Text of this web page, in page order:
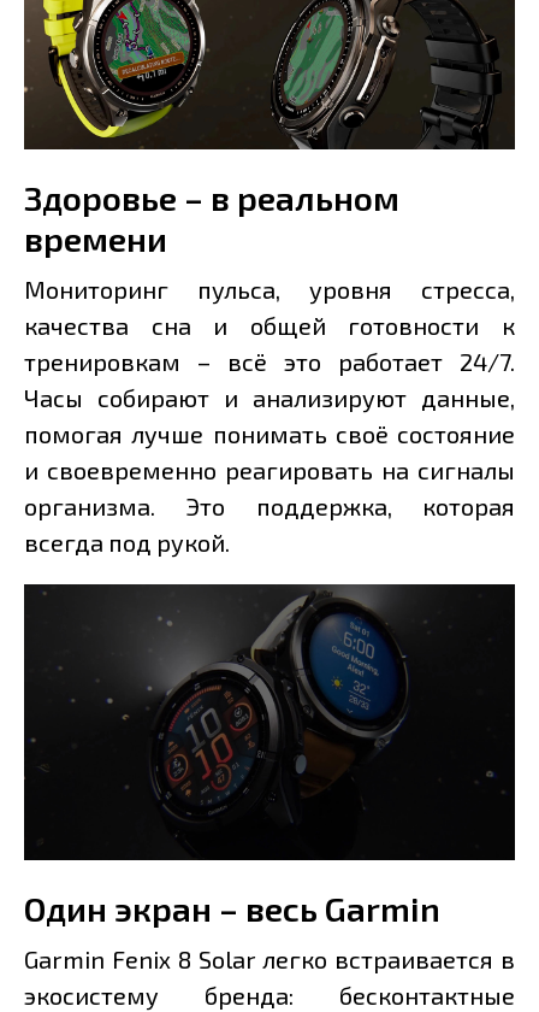
Здоровье – в реальном
времени
Мониторинг пульса, уровня стресса,
качества сна и общей готовности к
тренировкам – всё это работает 24/7.
Часы собирают и анализируют данные,
помогая лучше понимать своё состояние
и своевременно реагировать на сигналы
организма. Это поддержка, которая
всегда под рукой.
Один экран – весь Garmin
Garmin Fenix 8 Solar легко встраивается в
экосистему бренда: бесконтактные